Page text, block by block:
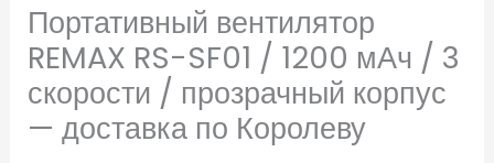
Портативный вентилятор
REMAX RS-SF01 / 1200 мАч / 3
скорости / прозрачный корпус
— доставка по Королеву